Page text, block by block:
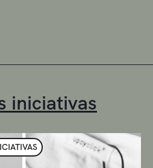
iniciativas